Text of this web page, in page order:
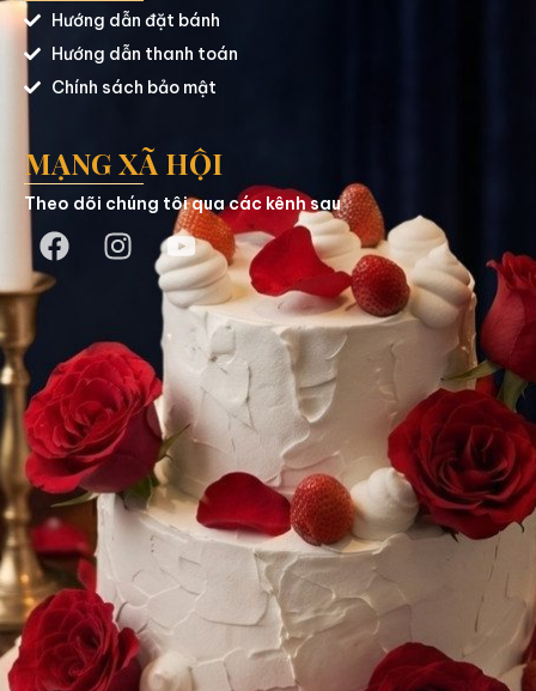
Hướng dẫn đặt bánh
Hướng dẫn thanh toán
Chính sách bảo mật
MẠNG XÃ HỘI
Theo dõi chúng tôi qua các kênh sau